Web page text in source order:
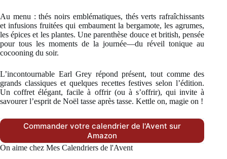
Au menu : thés noirs emblématiques, thés verts rafraîchissants
et infusions fruitées qui embaument la bergamote, les agrumes,
les épices et les plantes. Une parenthèse douce et british, pensée
pour tous les moments de la journée—du réveil tonique au
cocooning du soir.
L’incontournable Earl Grey répond présent, tout comme des
grands classiques et quelques recettes festives selon l’édition.
Un coffret élégant, facile à offrir (ou à s’offrir), qui invite à
savourer l’esprit de Noël tasse après tasse. Kettle on, magie on !
Commander votre calendrier de l'Avent sur
Amazon
On aime chez Mes Calendriers de l'Avent